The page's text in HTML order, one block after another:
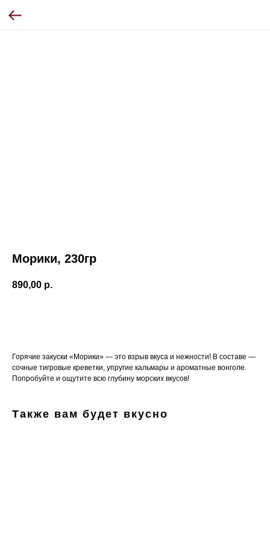
Морики, 230гр
890,00 р.
Горячие закуски «Морики» — это взрыв вкуса и нежности! В составе —
сочные тигровые креветки, упругие кальмары и ароматные вонголе.
Попробуйте и ощутите всю глубину морских вкусов!
Также вам будет вкусно